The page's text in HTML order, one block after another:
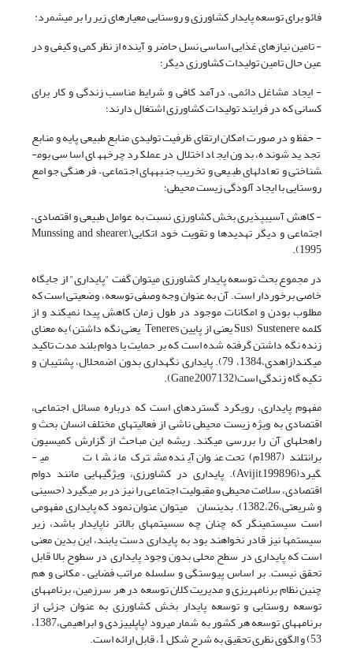
فائو برای توسعه پایدار کشاورزی و روستایی معیارهای زیر را بر می­شمرد:
- تامین نیازهای غذایی اساسی نسل حاضر و آینده از نظر کمی و کیفی و در
عین حال تامین تولیدات کشاورزی دیگر؛
- ایجاد مشاغل دائمی، درآمد کافی و شرایط مناسب زندگی و کار برای
کسانی که در فرایند تولیدات کشاورزی اشتغال دارند؛
- حفظ و در صورت امکان ارتقای ظرفیت تولیدی منابع طبیعی پایه و منابع
تجدید شونده، بدون ایجاد اختلال در عملکرد چرخه­های اساسی بوم­
شناختی و تعادل­های طبیعی و تخریب جنبه­های اجتماعی – فرهنگی جوامع
روستایی با ایجاد آلودگی زیست محیطی؛
- کاهش آسیب­پذیری بخش کشاورزی نسبت به عوامل طبیعی و اقتصادی –
اجتماعی و دیگر تهدیدها و تقویت خود اتکایی(Munssing and shearer,
1995).
در مجموع بحث توسعه پایدار کشاورزی می­توان گفت "پایداری" از جایگاه
خاصی برخوردار است. آن به عنوان وجه وصفی توسعه، وضعیتی است که
مطلوب بودن و امکانات موجود در طول زمان کاهش پیدا نمی­کند و از
کلمه Sustenere (Sus یعنی از پایین Teneres یعنی نگه داشتن) به معنای
زنده نگه داشتن گرفته شده است که بر حمایت یا دوام بلند مدت تاکید
می­کند(زاهدی،1384، 79). پایداری نگه­داری بدون اضمحلال، پشتیبان و
تکیه گاه زندگی است(Gane,2007,132).
مفهوم پایداری، رویکرد گسترده­ای است که درباره مسائل اجتماعی،
اقتصادی به ویژه زیست محیطی ناشی از فعالیت­های مختلف انسان بحث و
راه­حل­های آن را بررسی می­کند. ریشه این مباحث از گزارش کمیسیون
برانت­لند (1987م) تحت عنوان آینده مشترک ما نشات می­
گیرد(Avijit,1998,96). پایداری در کشاورزی، ویژگی­هایی مانند دوام
اقتصادی، سلامت محیطی و مقبولیت اجتماعی را نیز در بر می­گیرد (حسینی
و شریعتی،1382،26). بدین­سان می­توان عنوان نمود که پایداری مفهومی
است سیستمی­نگر که چنان چه سسیتم­های بالاتر ناپایدار باشد، زیر
سیستم­ها نیز قادر نخواهند بود به پایداری دست یابند، این بدین معنی
است که پایداری در سطح محلی بدون وجود پایداری در سطوح بالا قابل
تحقق نیست. بر اساس پیوستگی و سلسله مراتب فضایی – مکانی و هم
چنین نظام برنامه­ریزی و مدیریت کلان توسعه در هر سرزمین، برنامه­های
توسعه روستایی و توسعه پایدار بخش کشاورزی به عنوان جزئی از
برنامه­های توسعه هر کشور به شمار می­رود (پاپلی­یزدی و ابراهیمی،1387،
53) و الگوی نظری تحقیق به شرح شکل 1، قابل ارائه است.